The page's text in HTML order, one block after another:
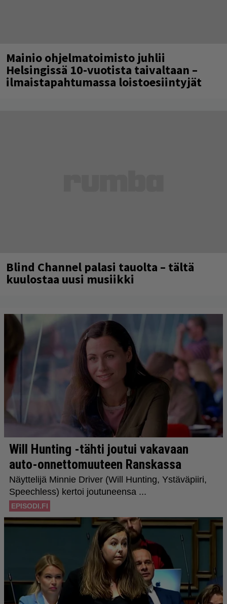
Mainio ohjelmatoimisto juhlii
Helsingissä 10-vuotista taivaltaan –
ilmaistapahtumassa loistoesiintyjät
Blind Channel palasi tauolta – tältä
kuulostaa uusi musiikki